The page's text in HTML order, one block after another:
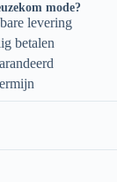
mode?
levering
betalen